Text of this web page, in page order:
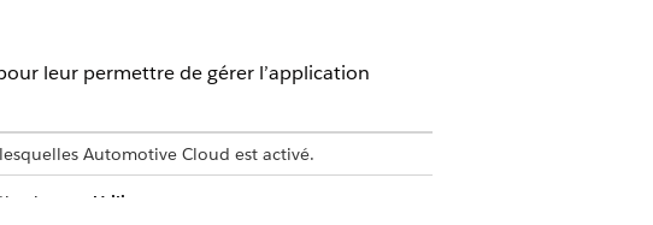
leur permettre de gérer l’application
Automotive Cloud est activé.
Utilisateurs